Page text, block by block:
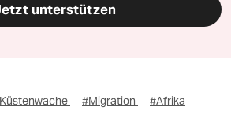
unterstützen
#Migration #Afrika